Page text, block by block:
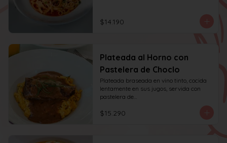
$14.190
Plateada al Horno con
Pastelera de Choclo
Plateada braseada en vino tinto, cocida
lentamente en sus jugos, servida con
pastelera de
$15.290